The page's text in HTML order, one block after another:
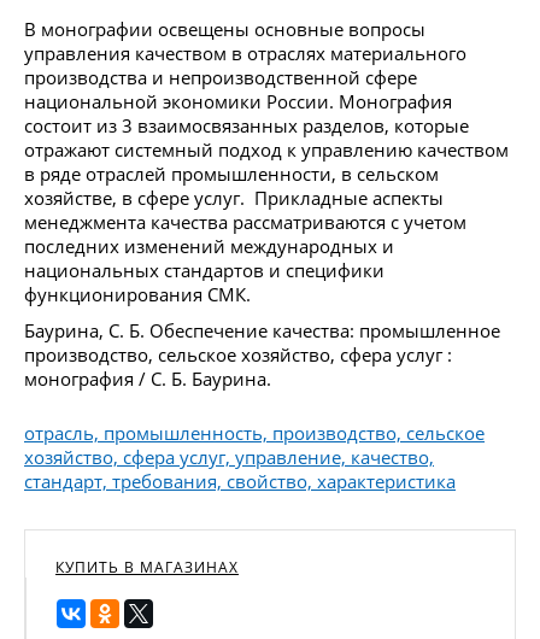
В монографии освещены основные вопросы
управления качеством в отраслях материального
производства и непроизводственной сфере
национальной экономики России. Монография
состоит из 3 взаимосвязанных разделов, которые
отражают системный подход к управлению качеством
в ряде отраслей промышленности, в сельском
хозяйстве, в сфере услуг. Прикладные аспекты
менеджмента качества рассматриваются с учетом
последних изменений международных и
национальных стандартов и специфики
функционирования СМК.
Баурина, С. Б. Обеспечение качества: промышленное
производство, сельское хозяйство, сфера услуг :
монография / С. Б. Баурина.
отрасль, промышленность, производство, сельское
хозяйство, сфера услуг, управление, качество,
стандарт, требования, свойство, характеристика
КУПИТЬ В МАГАЗИНАХ